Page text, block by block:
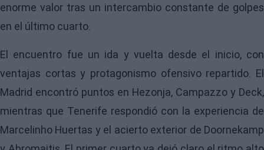
enorme valor tras un intercambio constante de golpes
en el último cuarto.
El encuentro fue un ida y vuelta desde el inicio, con
ventajas cortas y protagonismo ofensivo repartido. El
Madrid encontró puntos en Hezonja, Campazzo y Deck,
mientras que Tenerife respondió con la experiencia de
Marcelinho Huertas y el acierto exterior de Doornekamp